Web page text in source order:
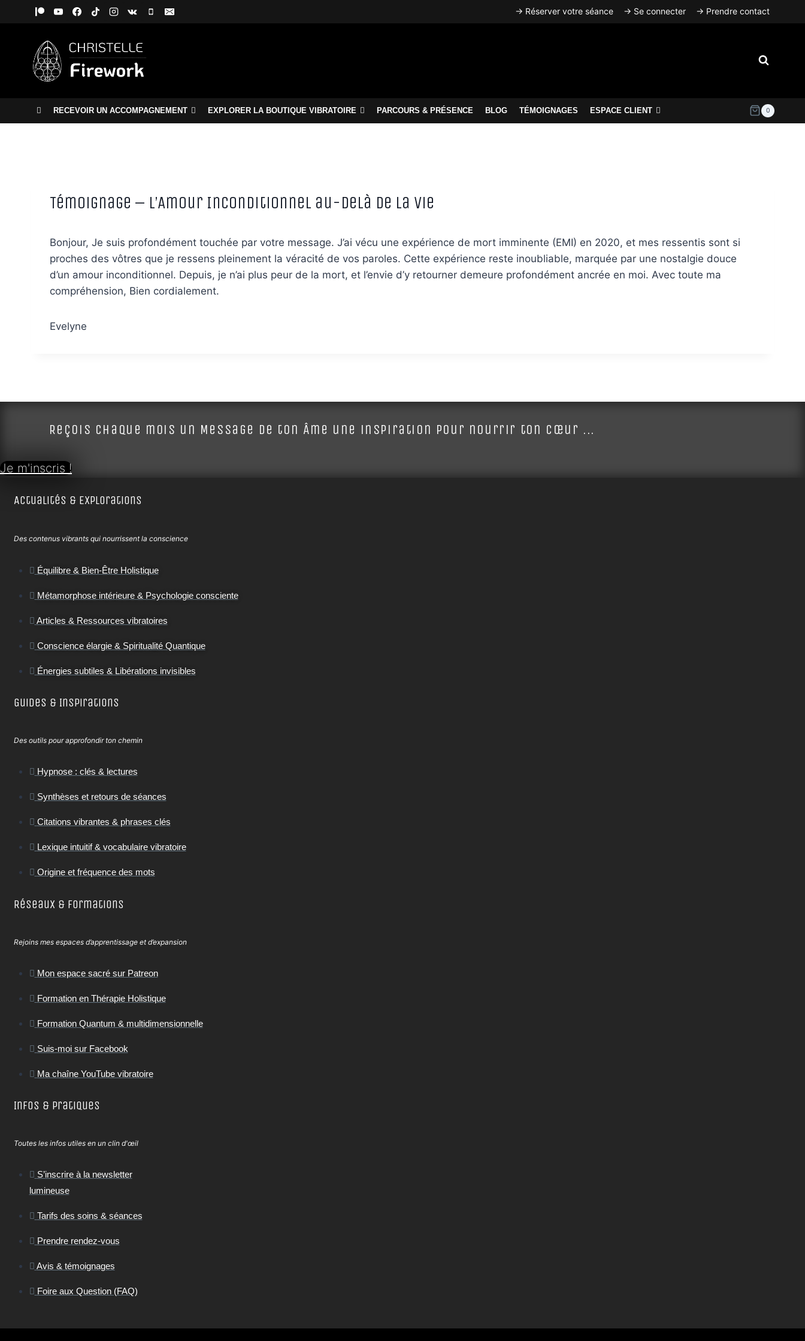
→ Réserver votre séance → Se connecter → Prendre contact
RECEVOIR UN ACCOMPAGNEMENT EXPLORER LA BOUTIQUE VIBRATOIRE PARCOURS & PRÉSENCE BLOG TÉMOIGNAGES ESPACE CLIENT 0
Témoignage – L’Amour Inconditionnel au-Delà de la Vie
Bonjour, Je suis profondément touchée par votre message. J’ai vécu une expérience de mort imminente (EMI) en 2020, et mes ressentis sont si
proches des vôtres que je ressens pleinement la véracité de vos paroles. Cette expérience reste inoubliable, marquée par une nostalgie douce
d’un amour inconditionnel. Depuis, je n’ai plus peur de la mort, et l’envie d’y retourner demeure profondément ancrée en moi. Avec toute ma
compréhension, Bien cordialement.
Evelyne
Reçois chaque mois un Message de ton Âme une inspiration pour nourrir ton cœur ...
Je m'inscris !
Actualités & Explorations
Des contenus vibrants qui nourrissent la conscience
Équilibre & Bien-Être Holistique
Métamorphose intérieure & Psychologie consciente
Articles & Ressources vibratoires
Conscience élargie & Spiritualité Quantique
Énergies subtiles & Libérations invisibles
Guides & Inspirations
Des outils pour approfondir ton chemin
Hypnose : clés & lectures
Synthèses et retours de séances
Citations vibrantes & phrases clés
Lexique intuitif & vocabulaire vibratoire
Origine et fréquence des mots
Réseaux & Formations
Rejoins mes espaces d’apprentissage et d’expansion
Mon espace sacré sur Patreon
Formation en Thérapie Holistique
Formation Quantum & multidimensionnelle
Suis-moi sur Facebook
Ma chaîne YouTube vibratoire
Infos & Pratiques
Toutes les infos utiles en un clin d'œil
S’inscrire à la newsletter
lumineuse
Tarifs des soins & séances
Prendre rendez-vous
Avis & témoignages
Foire aux Question (FAQ)